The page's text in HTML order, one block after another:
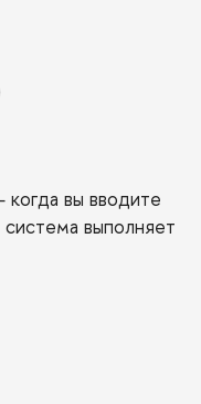
вы вводите
выполняет